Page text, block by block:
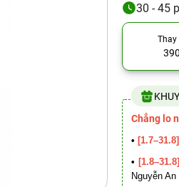
30 - 45
Thay
Chẳng lo
• [1.7–31.8]
• [1.8–31.8]
Nguyễn An